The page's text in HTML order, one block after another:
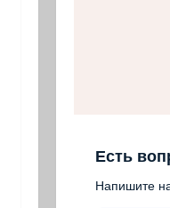
Есть
Напишите